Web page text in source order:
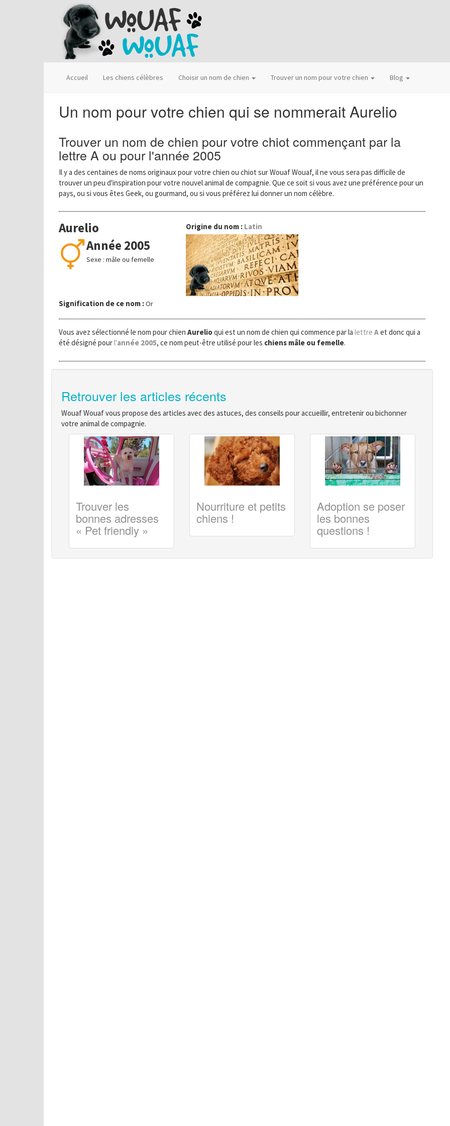
Accueil Les chiens célèbres Choisir un nom de chien Trouver un nom pour votre chien Blog
Un nom pour votre chien qui se nommerait Aurelio
Trouver un nom de chien pour votre chiot commençant par la
lettre A ou pour l'année 2005
Il y a des centaines de noms originaux pour votre chien ou chiot sur Wouaf Wouaf, il ne vous sera pas difficile de
trouver un peu d'inspiration pour votre nouvel animal de compagnie. Que ce soit si vous avez une préférence pour un
pays, ou si vous êtes Geek, ou gourmand, ou si vous préférez lui donner un nom célèbre.
Aurelio
Année 2005
Sexe : mâle ou femelle
Origine du nom : Latin
Signification de ce nom :Or
Vous avez sélectionné le nom pour chien Aurelioqui est un nom de chien qui commence par la lettre Aet donc qui a
été désigné pourl'année 2005, ce nom peut-être utilisé pour les chiens mâle ou femelle.
Retrouver les articles récents
Wouaf Wouaf vous propose des articles avec des astuces, des conseils pour accueillir, entretenir ou bichonner
votre animal de compagnie.
Trouver les
bonnes adresses
« Pet friendly »
Nourriture et petits
chiens !
Adoption se poser
les bonnes
questions !